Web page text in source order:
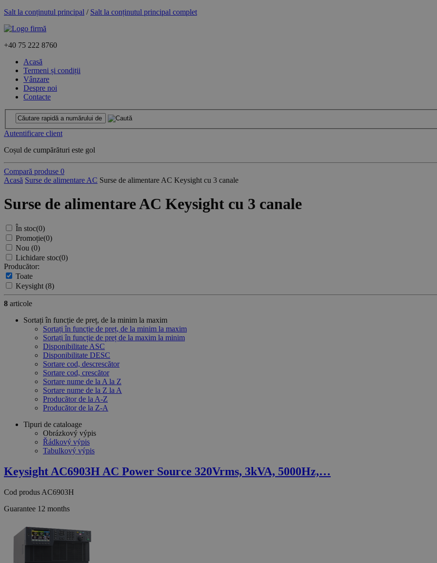
Salt la conținutul principal / Salt la conținutul principal complet
+40 75 222 8760
Acasă
Termeni și condiții
Vânzare
Despre noi
Contacte
Autentificare client
Coșul de cumpărături este gol
Compară produse 0
Acasă Surse de alimentare AC Surse de alimentare AC Keysight cu 3 canale
Surse de alimentare AC Keysight cu 3 canale
În stoc(0)
Promoție(0)
Nou (0)
Lichidare stoc(0)
Producător:
Toate
Keysight(8)
8 articole
Sortați în funcție de preț, de la minim la maxim
Sortați în funcție de preț, de la minim la maxim
Sortați în funcție de preț de la maxim la minim
Disponibilitate ASC
Disponibilitate DESC
Sortare cod, descrescător
Sortare cod, crescător
Sortare nume de la A la Z
Sortare nume de la Z la A
Producător de la A-Z
Producător de la Z-A
Tipuri de cataloage
Obrázkový výpis
Řádkový výpis
Tabulkový výpis
Keysight AC6903H AC Power Source 320Vrms, 3kVA, 5000Hz,…
Cod produs AC6903H
Guarantee 12 months